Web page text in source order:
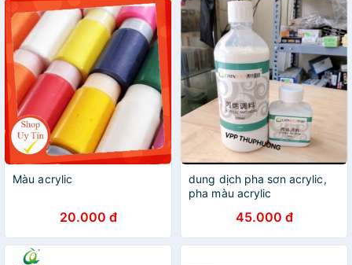
Màu acrylic
20.000 đ
dung dịch pha sơn acrylic,
pha màu acrylic
45.000 đ